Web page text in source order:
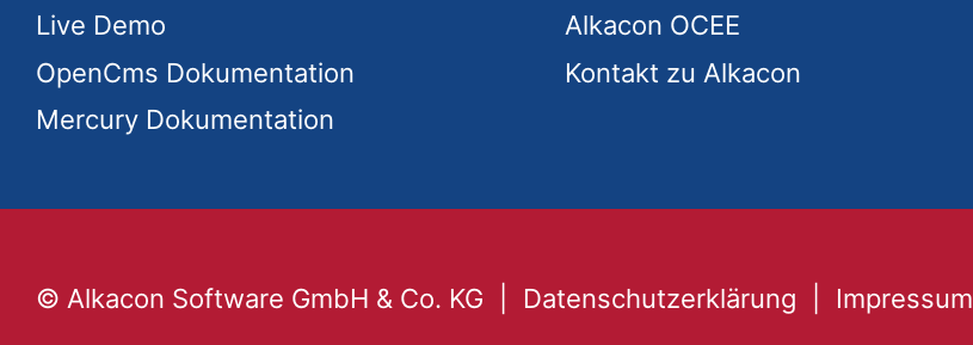
Live Demo
OpenCms Dokumentation
Mercury Dokumentation
Alkacon OCEE
Kontakt zu Alkacon
© Alkacon Software GmbH & Co. KG Datenschutzerklärung Impressum